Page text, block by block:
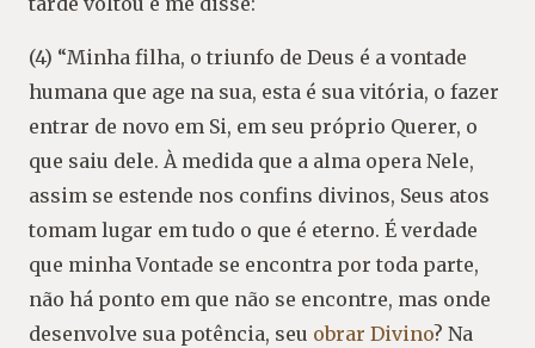
(4) “Minha filha, o triunfo de Deus é a vontade
humana que age na sua, esta é sua vitória, o fazer
entrar de novo em Si, em seu próprio Querer, o
que saiu dele. À medida que a alma opera Nele,
assim se estende nos confins divinos, Seus atos
tomam lugar em tudo o que é eterno. É verdade
que minha Vontade se encontra por toda parte,
não há ponto em que não se encontre, mas onde
desenvolve sua potência, seu obrar Divino? Na